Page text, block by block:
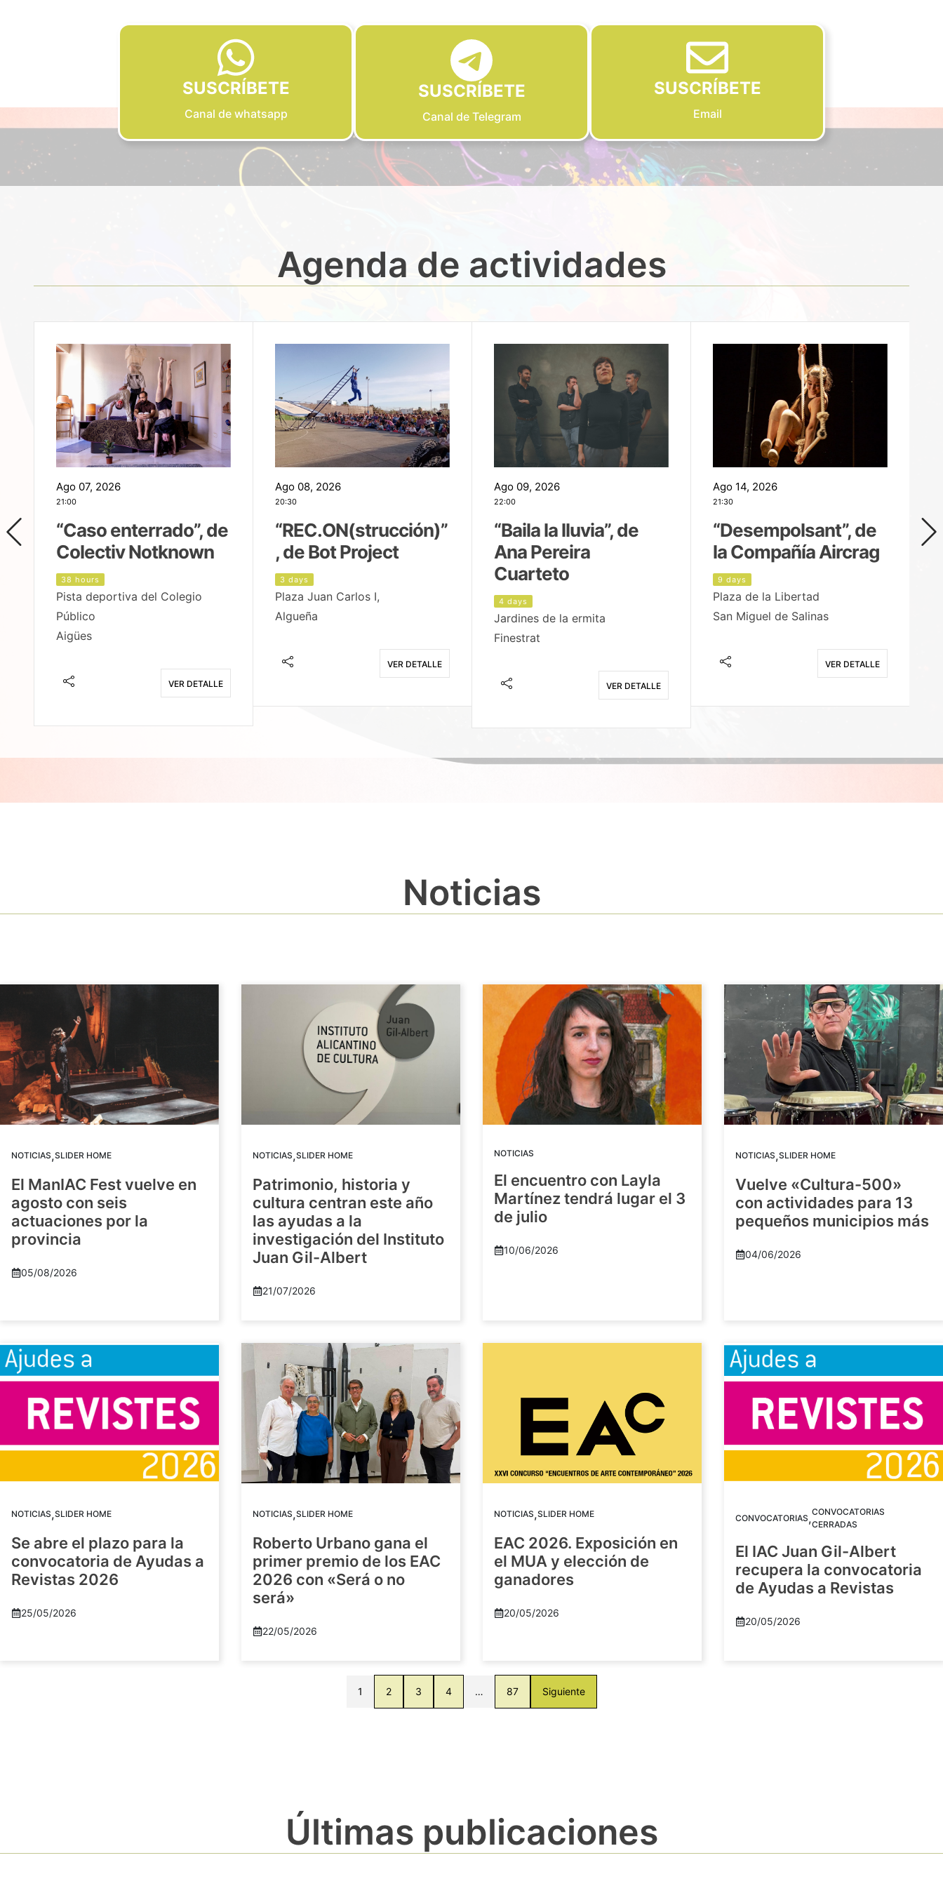
SUSCRÍBETE
Canal de whatsapp
SUSCRÍBETE
Canal de Telegram
SUSCRÍBETE
Email
Agenda de actividades
Ago 07, 2026
21:00
“Caso enterrado”, de
Colectiv Notknown
38 hours
Pista deportiva del Colegio
Público
Aigües
VER DETALLE
Ago 08, 2026
20:30
“REC.ON(strucción)”
, de Bot Project
3 days
Plaza Juan Carlos I,
Algueña
VER DETALLE
Ago 09, 2026
22:00
“Baila la lluvia”, de
Ana Pereira
Cuarteto
4 days
Jardines de la ermita
Finestrat
VER DETALLE
Ago 14, 2026
21:30
“Desempolsant”, de
la Compañía Aircrag
9 days
Plaza de la Libertad
San Miguel de Salinas
VER DETALLE
Noticias
NOTICIAS,SLIDER HOME
El ManIAC Fest vuelve en
agosto con seis
actuaciones por la
provincia
05/08/2026
NOTICIAS,SLIDER HOME
Patrimonio, historia y
cultura centran este año
las ayudas a la
investigación del Instituto
Juan Gil-Albert
21/07/2026
NOTICIAS
El encuentro con Layla
Martínez tendrá lugar el 3
de julio
10/06/2026
NOTICIAS,SLIDER HOME
Vuelve «Cultura-500»
con actividades para 13
pequeños municipios más
04/06/2026
NOTICIAS,SLIDER HOME
Se abre el plazo para la
convocatoria de Ayudas a
Revistas 2026
25/05/2026
NOTICIAS,SLIDER HOME
Roberto Urbano gana el
primer premio de los EAC
2026 con «Será o no
será»
22/05/2026
NOTICIAS,SLIDER HOME
EAC 2026. Exposición en
el MUA y elección de
ganadores
20/05/2026
CONVOCATORIAS,CONVOCATORIAS
CERRADAS
El IAC Juan Gil-Albert
recupera la convocatoria
de Ayudas a Revistas
20/05/2026
1 2 3 4 … 87 Siguiente
Últimas publicaciones